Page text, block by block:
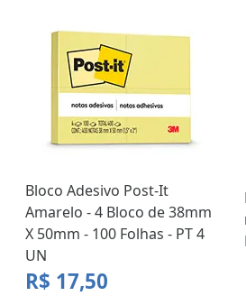
Bloco Adesivo Post-It
Amarelo - 4 Bloco de 38mm
X 50mm - 100 Folhas - PT 4
UN
R$ 17,50